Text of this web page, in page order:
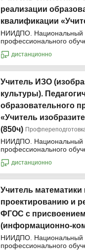
реализации
квалификации
НИИДПО. Национальный
профессионального
дистанционно
Учитель ИЗО
культуры).
образовательного
«Учитель
(850ч)
НИИДПО. Национальный
профессионального
дистанционно
Учитель
проектированию и
ФГОС с
(информационно-
НИИДПО. Национальный
профессионального